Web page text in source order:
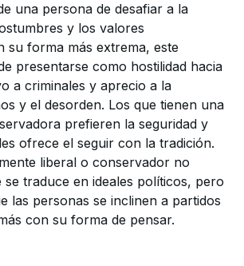
una persona de desafiar a la
y los valores
su forma más extrema, este
presentarse como hostilidad hacia
a criminales y aprecio a la
y el desorden. Los que tienen una
prefieren la seguridad y
ofrece el seguir con la tradición.
liberal o conservador no
se traduce en ideales políticos, pero
las personas se inclinen a partidos
con su forma de pensar.